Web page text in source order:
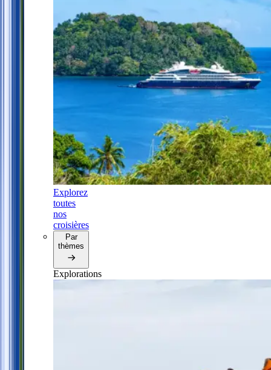
Explorez
toutes
nos
croisières
Par
thèmes
Explorations